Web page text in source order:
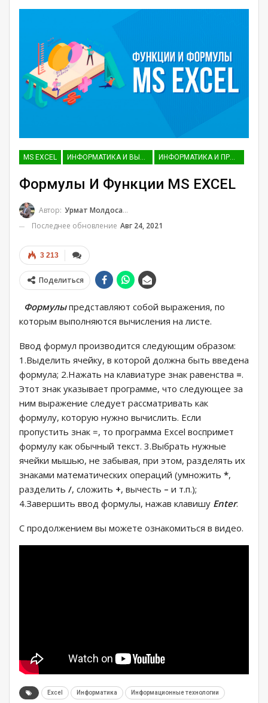
MS EXCEL
Формулы И Функции MS EXCEL
Автор: Урмат Молдосанов
Последнее обновление Авг 24, 2021
3 213
Поделиться
Формулыпредставляют собой выражения, по
которым выполняются вычисления на листе.
Ввод формул производится следующим образом:
1.Выделить ячейку, в которой должна быть введена
формула; 2.Нажать на клавиатуре знак равенства =.
Этот знак указывает программе, что следующее за
ним выражение следует рассматривать как
формулу, которую нужно вычислить. Если
пропустить знак =, то программа Excel воспримет
формулу как обычный текст. 3.Выбрать нужные
ячейки мышью, не забывая, при этом, разделять их
знаками математических операций (умножить *,
разделить /, сложить +, вычесть – и т.п.);
4.Завершить ввод формулы, нажав клавишу Enter.
С продолжением вы можете ознакомиться в видео.
Excel Информатика Информационные технологии